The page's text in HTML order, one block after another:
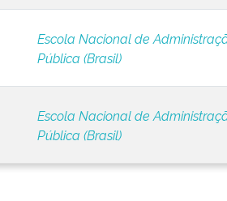
Escola Nacional de
Pública (Brasil)
Escola Nacional de
Pública (Brasil)